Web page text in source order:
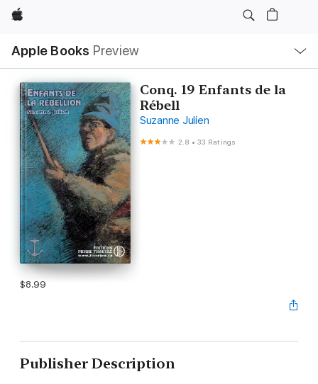
Apple
Apple Books Preview
Nav
Open
Menu
Conq. 19 Enfants de la
Rébell
Suzanne Julien
2.8 •33 Ratings
$8.99
Publisher Description